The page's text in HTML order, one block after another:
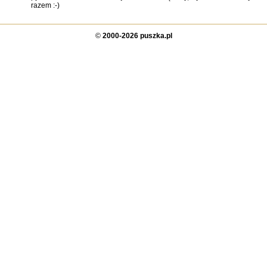
razem :-)
© 2000-2026 puszka.pl